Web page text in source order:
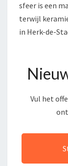
sfeer is een
terwijl
in Herk-de-
Vul het